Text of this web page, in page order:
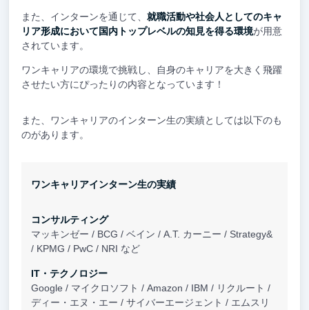
また、インターンを通じて、 就職活動や社会人としてのキャ
リア形成において国内トップレベルの知見を得る環境が用意
されています。
ワンキャリアの環境で挑戦し、自身のキャリアを大きく飛躍
させたい方にぴったりの内容となっています！
また、ワンキャリアのインターン生の実績としては以下のも
のがあります。
ワンキャリアインターン生の実績
コンサルティング
マッキンゼー / BCG / ベイン / A.T. カーニー / Strategy&
/ KPMG / PwC / NRI など
IT・テクノロジー
Google / マイクロソフト / Amazon / IBM / リクルート /
ディー・エヌ・エー / サイバーエージェント / エムスリ